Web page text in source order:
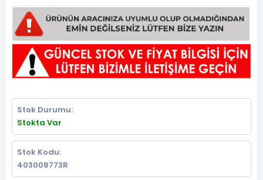
Stok Durumu:
Stokta Var
Stok Kodu:
403008773R